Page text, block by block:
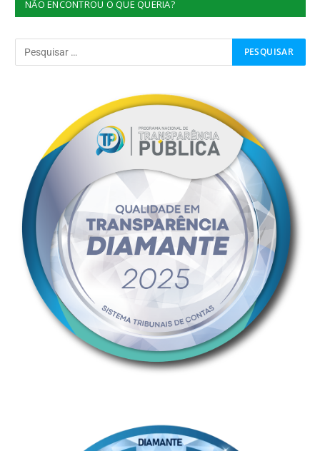
NÃO ENCONTROU O QUE QUERIA?